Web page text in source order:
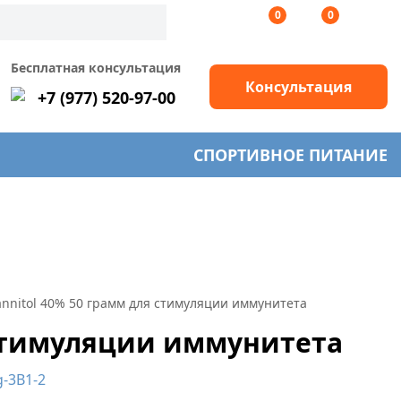
0 0
Бесплатная консультация
+7 (977) 520-97-00 Консультация
СПОРТИВНОЕ ПИТАНИЕ
40% 50 грамм для стимуляции иммунитета
иммунитета
3B1-2